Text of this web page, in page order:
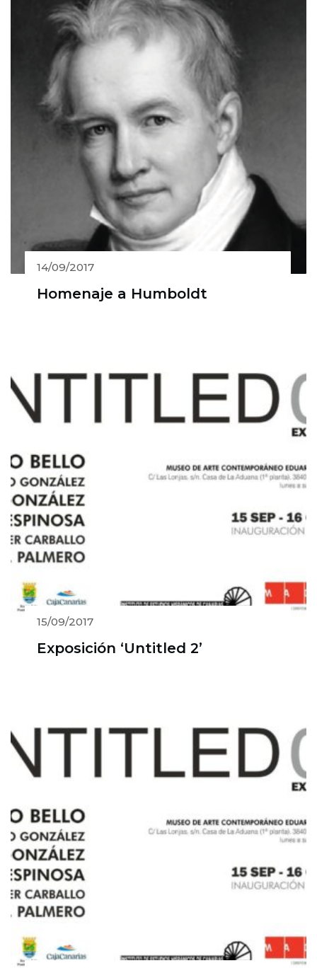
14/09/2017
Homenaje a Humboldt
15/09/2017
Exposición ‘Untitled 2’